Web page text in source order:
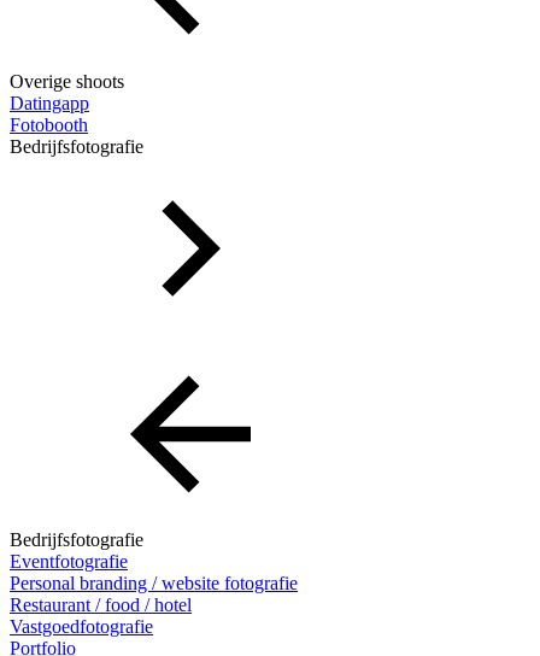
Overige shoots
Datingapp
Fotobooth
Bedrijfsfotografie
Bedrijfsfotografie
Eventfotografie
Personal branding / website fotografie
Restaurant / food / hotel
Vastgoedfotografie
Portfolio